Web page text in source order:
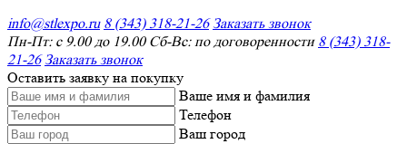
info@stlexpo.ru 8 (343) 318-21-26 Заказать звонок
Пн-Пт: с 9.00 до 19.00 Сб-Вс: по договоренности 8 (343) 318-
21-26 Заказать звонок
Оставить заявку на покупку
Ваше имя и фамилия
Телефон
Ваш город